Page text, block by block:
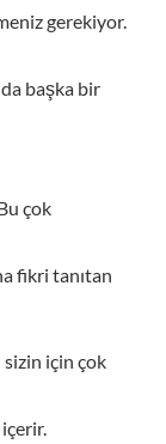
gerekiyor.
başka bir
çok
fikri tanıtan
sizin için çok